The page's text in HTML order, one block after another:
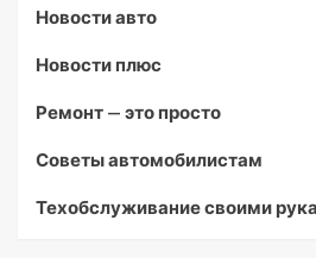
Новости авто
Новости плюс
Ремонт — это просто
Советы автомобилистам
Техобслуживание своими